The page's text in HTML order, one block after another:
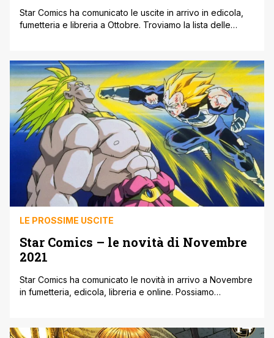
Star Comics ha comunicato le uscite in arrivo in edicola,
fumetteria e libreria a Ottobre. Troviamo la lista delle
ULTIMATE BOX Yoshitoki Oima 11,5'17,5, B, b/n, con
sovraccoperta, € 45,00 Questo box contiene la serie
completa, [']
LE PROSSIME USCITE
Star Comics – le novità di Novembre
2021
Star Comics ha comunicato le novità in arrivo a Novembre
in fumetteria, edicola, libreria e online. Possiamo
Ottobre 2021 ON OR OFF n.1 di A1 € 13,90 Tre cartoline e